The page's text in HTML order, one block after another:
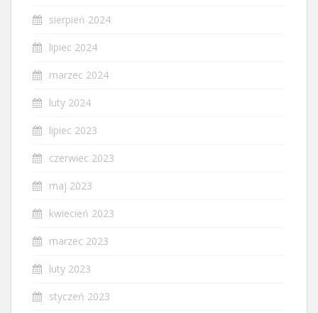
sierpień 2024
lipiec 2024
marzec 2024
luty 2024
lipiec 2023
czerwiec 2023
maj 2023
kwiecień 2023
marzec 2023
luty 2023
styczeń 2023